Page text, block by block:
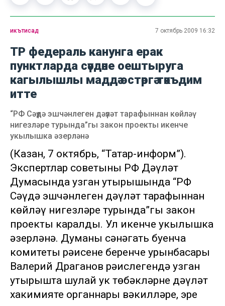
икътисад 7 октябрь 2009 16:32
ТР федераль канунга ерак
пунктларда сәүдәне оештыруга
кагылышлы маддә өстәргә тәкъдим
итте
“РФ Сәүдә эшчәнлеген дәүләт тарафыннан көйләү
нигезләре турында”гы закон проекты икенче
укылышка әзерләнә
(Казан, 7 октябрь, “Татар-информ”).
Экспертлар советының РФ Дәүләт
Думасында узган утырышында “РФ
Сәүдә эшчәнлеген дәүләт тарафыннан
көйләү нигезләре турында”гы закон
проекты каралды. Ул икенче укылышка
әзерләнә. Думаның сәнәгать буенча
комитеты рәисенең беренче урынбасары
Валерий Драганов рәислегендә узган
утырышта шулай ук төбәкләрнең дәүләт
хакимияте органнары вәкилләре, эре